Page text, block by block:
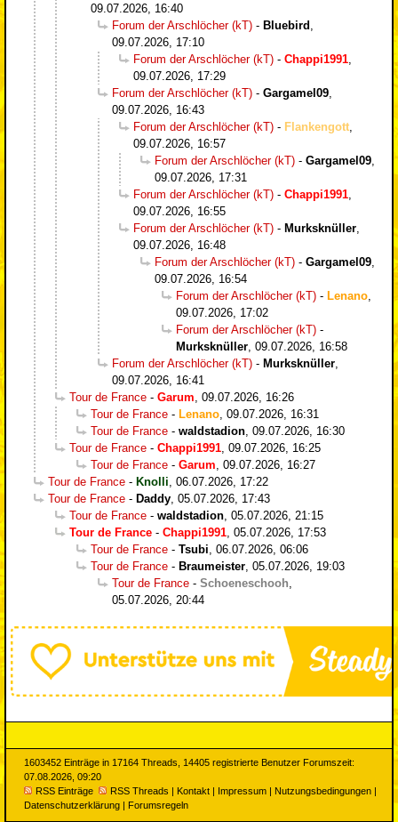
09.07.2026, 16:40
Forum der Arschlöcher (kT) - Bluebird
09.07.2026, 17:10
Forum der Arschlöcher (kT) - Chappi1991
09.07.2026, 17:29
Forum der Arschlöcher (kT) - Gargamel09
09.07.2026, 16:43
Forum der Arschlöcher (kT) - Flankengott
09.07.2026, 16:57
Forum der Arschlöcher (kT) - Gargamel09
09.07.2026, 17:31
Forum der Arschlöcher (kT) - Chappi1991
09.07.2026, 16:55
Forum der Arschlöcher (kT) - Murksknüller
09.07.2026, 16:48
Forum der Arschlöcher (kT) - Gargamel09
09.07.2026, 16:54
Forum der Arschlöcher (kT) - Lenano
09.07.2026, 17:02
Forum der Arschlöcher (kT) -
Murksknüller 09.07.2026, 16:58
Forum der Arschlöcher (kT) - Murksknüller
09.07.2026, 16:41
Tour de France - Garum 09.07.2026, 16:26
Tour de France - Lenano 09.07.2026, 16:31
Tour de France - waldstadion 09.07.2026, 16:30
Tour de France - Chappi1991 09.07.2026, 16:25
Tour de France - Garum 09.07.2026, 16:27
Tour de France - Knolli 06.07.2026, 17:22
Tour de France - Daddy 05.07.2026, 17:43
Tour de France - waldstadion 05.07.2026, 21:15
Tour de France - Chappi1991 05.07.2026, 17:53
Tour de France - Tsubi 06.07.2026, 06:06
Tour de France - Braumeister 05.07.2026, 19:03
Tour de France - Schoeneschooh
05.07.2026, 20:44
1603452 Einträge in 17164 Threads, 14405 registrierte Benutzer Forumszeit:
07.08.2026, 09:20
RSS Einträge
RSS Threads | Kontakt | Impressum | Nutzungsbedingungen |
Datenschutzerklärung | Forumsregeln